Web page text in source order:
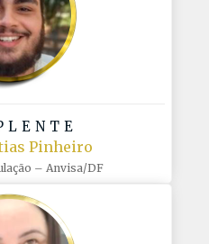
Pinheiro
– Anvisa/DF